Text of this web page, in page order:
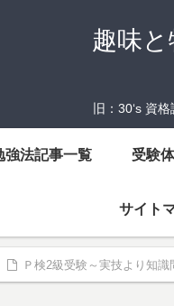
趣味
旧：30‘s 資
強法記事一覧 受験
サイト
Ｐ検2級受験～実技より知